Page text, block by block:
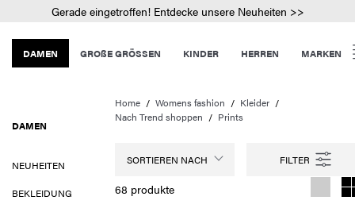
Gerade eingetroffen! Entdecke unsere Neuheiten >>
DAMEN GROßE GRÖSSEN KINDER HERREN MARKEN
DAMEN
NEUHEITEN
BEKLEIDUNG
Home Womens fashion
Kleider
Nach Trend shoppen
Prints
SORTIEREN NACH
68 produkte